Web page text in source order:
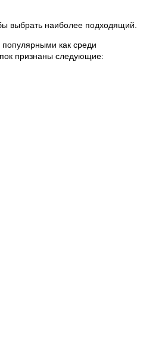
выбрать наиболее подходящий.
популярными как среди
признаны следующие: